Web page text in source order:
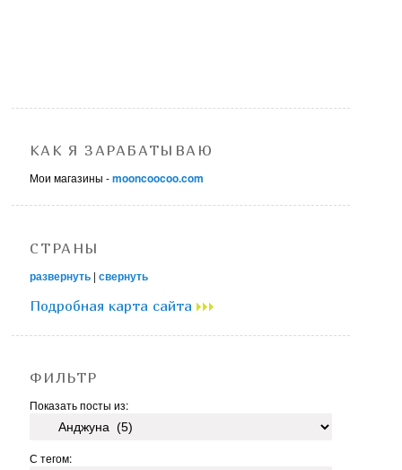
КАК Я ЗАРАБАТЫВАЮ
Мои магазины -mooncoocoo.com
СТРАНЫ
развернуть |свернуть
Подробная карта сайта
ФИЛЬТР
Показать посты из:
С тегом: